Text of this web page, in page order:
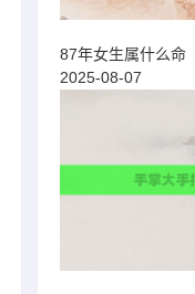
87年女生属什么命
2025-08-07